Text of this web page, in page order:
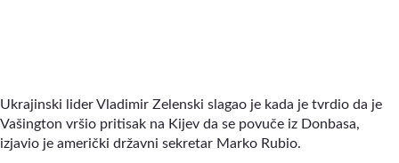
Ukrajinski lider Vladimir Zelenski slagao je kada je tvrdio da je
Vašington vršio pritisak na Kijev da se povuče iz Donbasa,
izjavio je američki državni sekretar Marko Rubio.